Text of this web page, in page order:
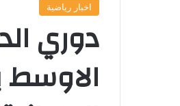
اخبار رياضية
دوري
الاوسط